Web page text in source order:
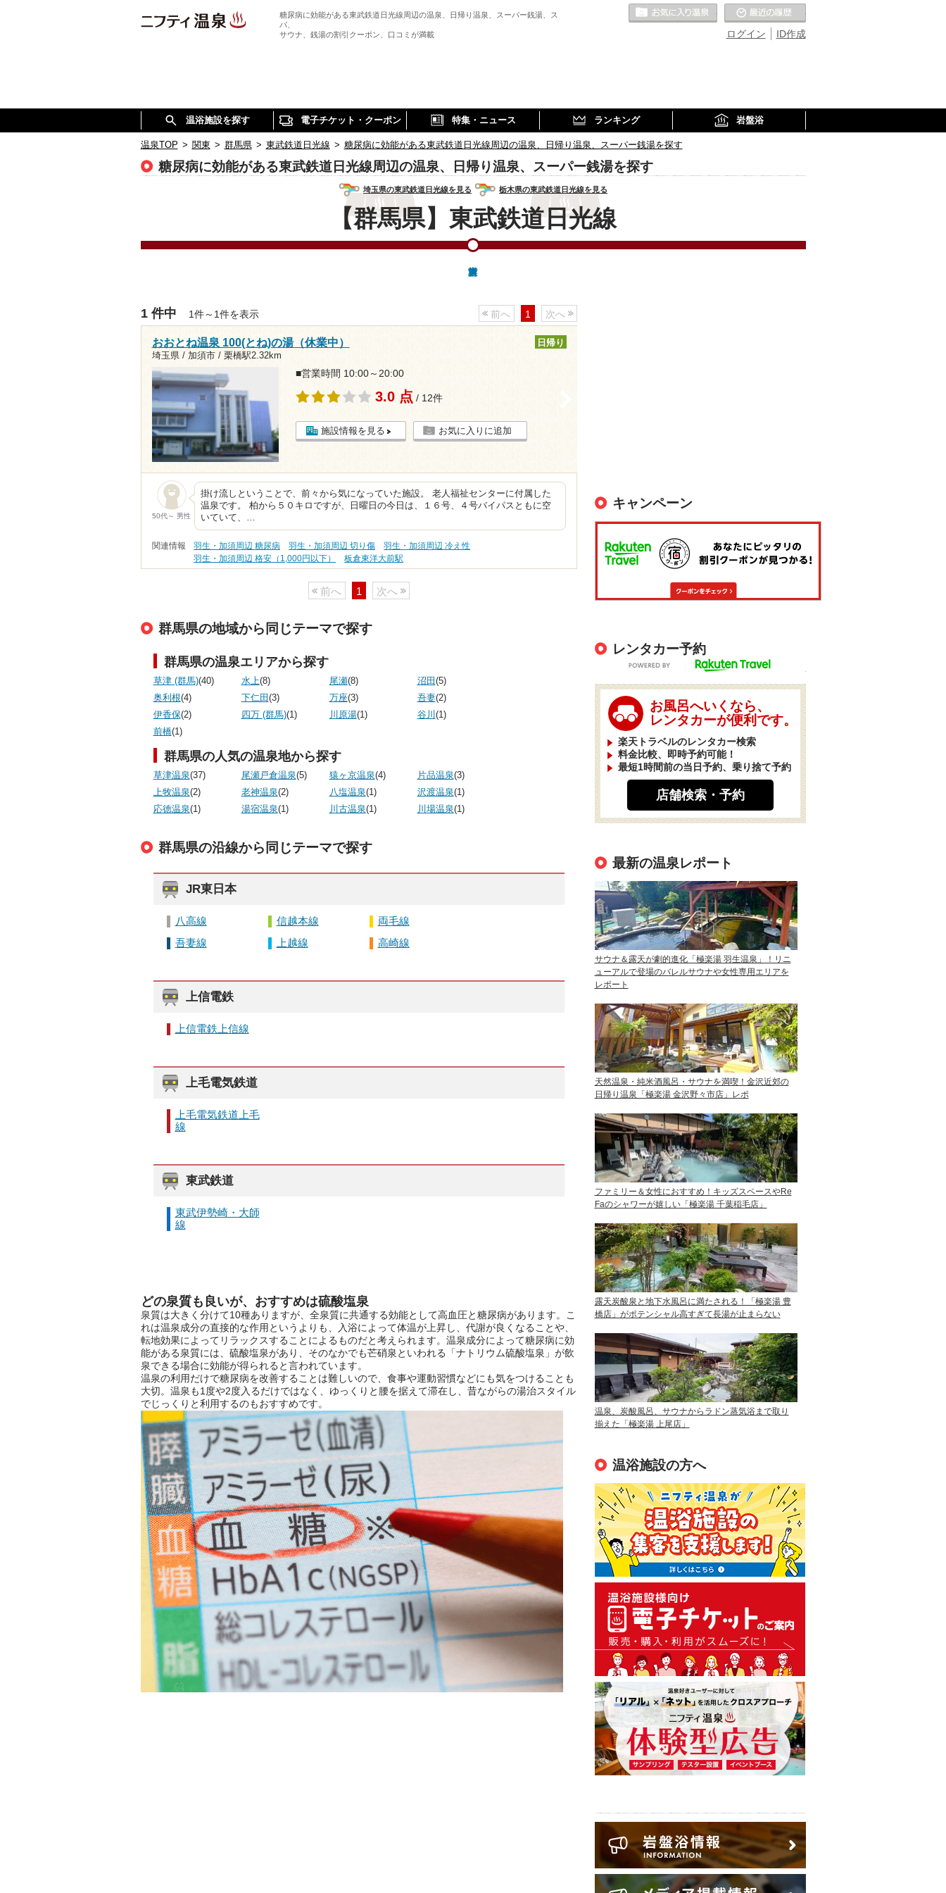
糖尿病に効能がある東武鉄道日光線周辺の温泉、日帰り温泉、スーパー銭湯、ス
パ、
サウナ、銭湯の割引クーポン、口コミが満載
ID作成
ログイン
お気に入りの温泉
温浴施設を探す 電子チケット・クーポン 特集・ニュース ランキング 岩盤浴
温泉TOP > 関東 > 群馬県 > 東武鉄道日光線 > 糖尿病に効能がある東武鉄道日光線周辺の温泉、日帰り温泉、スーパー銭湯を探す
糖尿病に効能がある東武鉄道日光線周辺の温泉、日帰り温泉、スーパー銭湯を探す
埼玉県の東武鉄道日光線を見る 栃木県の東武鉄道日光線を見る
【群馬県】東武鉄道日光線
1 件中 1件～1件を表示 前へ 1 次へ
おおとね温泉 100(とね)の湯（休業中）
埼玉県 / 加須市 / 栗橋駅2.32km
日帰り
■営業時間 10:00～20:00
3.0 点 / 12件
施設情報を見る お気に入りに追加
50代～ 男性
掛け流しということで、前々から気になっていた施設。 老人福祉センターに付属した
温泉です。 柏から５０キロですが、日曜日の今日は、１６号、４号バイパスともに空
いていて、…
関連情報 羽生・加須周辺 糖尿病 羽生・加須周辺 切り傷
羽生・加須周辺 冷え性
羽生・加須周辺 格安（1,000円以下）
板倉東洋大前駅
前へ 1 次へ
群馬県の地域から同じテーマで探す
群馬県の温泉エリアから探す
草津 (群馬)(40) 水上(8) 尾瀬(8) 沼田 (5)
奥利根(4) 下仁田 (3) 万座(3) 吾妻(2)
伊香保(2) 四万 (群馬)(1) 川原湯(1) 谷川 (1)
前橋(1)
群馬県の人気の温泉地から探す
草津温泉(37) 尾瀬戸倉温泉(5) 猿ヶ京温泉(4) 片品温泉(3)
上牧温泉(2) 老神温泉(2) 八塩温泉(1) 沢渡温泉(1)
応徳温泉(1) 湯宿温泉(1) 川古温泉(1) 川場温泉(1)
群馬県の沿線から同じテーマで探す
JR東日本
八高線 信越本線
両毛線
吾妻線
上越線 高崎線
上信電鉄
上信電鉄上信線
上毛電気鉄道
上毛電気鉄道上毛
線
東武鉄道
東武伊勢崎・大師
線
どの泉質も良いが、おすすめは硫酸塩泉
泉質は大きく分けて10種ありますが、全泉質に共通する効能として高血圧と糖尿病があります。こ
れは温泉成分の直接的な作用というよりも、入浴によって体温が上昇し、代謝が良くなることや、
転地効果によってリラックスすることによるものだと考えられます。温泉成分によって糖尿病に効
能がある泉質には、硫酸塩泉があり、そのなかでも芒硝泉といわれる「ナトリウム硫酸塩泉」が飲
泉できる場合に効能が得られると言われています。
温泉の利用だけで糖尿病を改善することは難しいので、食事や運動習慣などにも気をつけることも
大切。温泉も1度や2度入るだけではなく、ゆっくりと腰を据えて滞在し、昔ながらの湯治スタイル
でじっくりと利用するのもおすすめです。
キャンペーン
レンタカー予約
お風呂へいくなら、
レンタカーが便利です。
楽天トラベルのレンタカー検索
料金比較、即時予約可能！
最短1時間前の当日予約、乗り捨て予約
店舗検索・予約
最新の温泉レポート
サウナ＆露天が劇的進化「極楽湯 羽生温泉」！リニ
ューアルで登場のバレルサウナや女性専用エリアを
レポート
天然温泉・純米酒風呂・サウナを満喫！金沢近郊の
日帰り温泉「極楽湯 金沢野々市店」レポ
ファミリー＆女性におすすめ！キッズスペースやRe
Faのシャワーが嬉しい「極楽湯 千葉稲毛店」
露天炭酸泉と地下水風呂に満たされる！「極楽湯 豊
橋店」がポテンシャル高すぎて長湯が止まらない
温泉、炭酸風呂、サウナからラドン蒸気浴まで取り
揃えた「極楽湯 上尾店」
温浴施設の方へ
ニフティ温泉を使って手軽に